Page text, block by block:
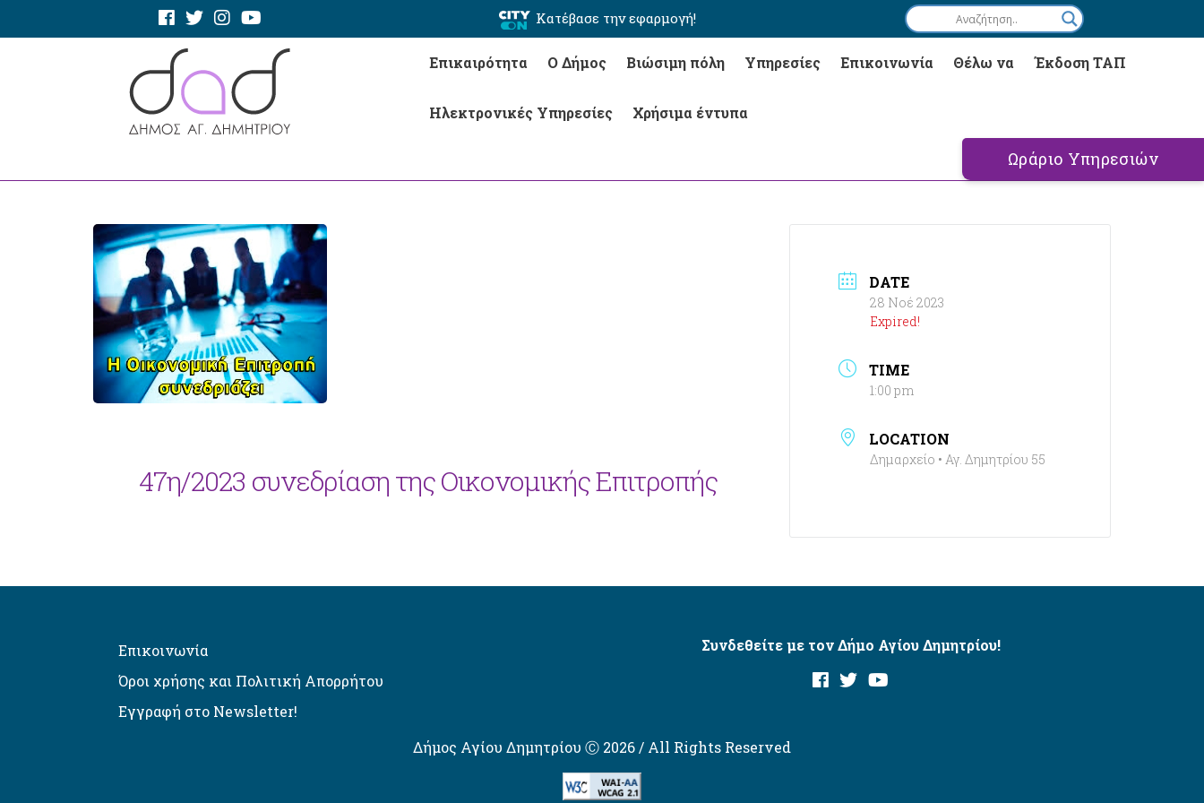
Κατέβασε την εφαρμογή!
Επικαιρότητα Ο Δήμος Βιώσιμη πόλη Υπηρεσίες Επικοινωνία Θέλω να Έκδοση ΤΑΠ
Ηλεκτρονικές Υπηρεσίες Χρήσιμα έντυπα
Ωράριο Υπηρεσιών
47η/2023 συνεδρίαση της Οικονομικής Επιτροπής
DATE
28 Νοέ 2023
Expired!
TIME
1:00 pm
LOCATION
Δημαρχείο • Αγ. Δημητρίου 55
Επικοινωνία
Όροι χρήσης και Πολιτική Απορρήτου
Εγγραφή στο Newsletter!
Συνδεθείτε με τον Δήμο Αγίου Δημητρίου!
Δήμος Αγίου Δημητρίου Ⓒ 2026 / All Rights Reserved